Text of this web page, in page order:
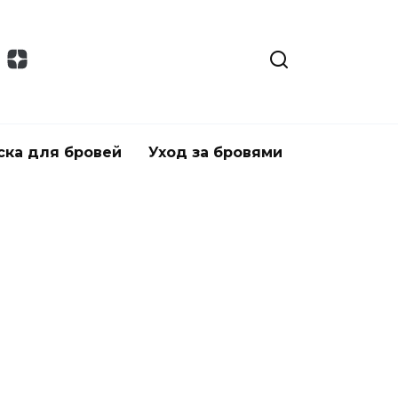
для бровей Уход за бровями